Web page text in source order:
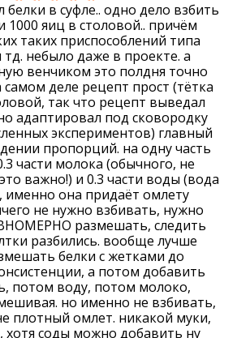
белки в суфле.. одно дело взбить
1000 яиц в столовой.. причём
таких приспособлений типа
небыло даже в проекте. а
венчиком это полдня точно
самом деле рецепт прост (тётка
так что рецепт выведал
адаптировал под сковородку
экспериментов) главный
пропорций. на одну часть
части молока (обычного, не
важно!) и 0.3 части воды (вода
именно она придаёт омлету
не нужно взбивать, нужно
размешать, следить
разбились. вообще лучше
белки с жетками до
а потом добавить
потом воду, потом молоко,
но именно не взбивать,
плотный омлет. никакой муки,
хотя соды можно добавить ну